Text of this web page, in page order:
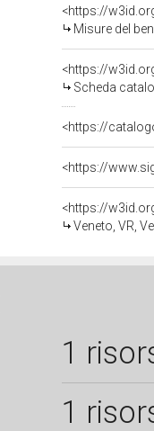
<https://
Misure del
<https://
Scheda
<https://
<https://
Veneto, VR,
1
1